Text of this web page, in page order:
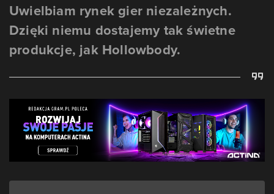
Uwielbiam rynek gier niezależnych.
Dzięki niemu dostajemy tak świetne
produkcje, jak Hollowbody.